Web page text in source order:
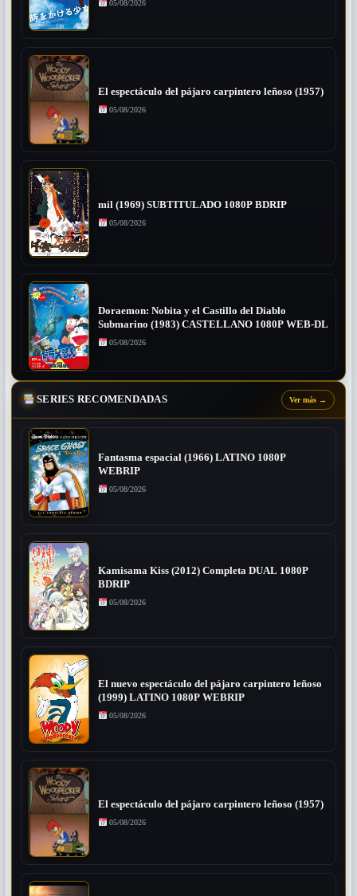
05/08/2026
El espectáculo del pájaro carpintero leñoso (1957)
05/08/2026
mil (1969) SUBTITULADO 1080P BDRIP
05/08/2026
Doraemon: Nobita y el Castillo del Diablo
Submarino (1983) CASTELLANO 1080P WEB-DL
05/08/2026
SERIES RECOMENDADAS Ver más →
Fantasma espacial (1966) LATINO 1080P
WEBRIP
05/08/2026
Kamisama Kiss (2012) Completa DUAL 1080P
BDRIP
05/08/2026
El nuevo espectáculo del pájaro carpintero leñoso
(1999) LATINO 1080P WEBRIP
05/08/2026
El espectáculo del pájaro carpintero leñoso (1957)
05/08/2026